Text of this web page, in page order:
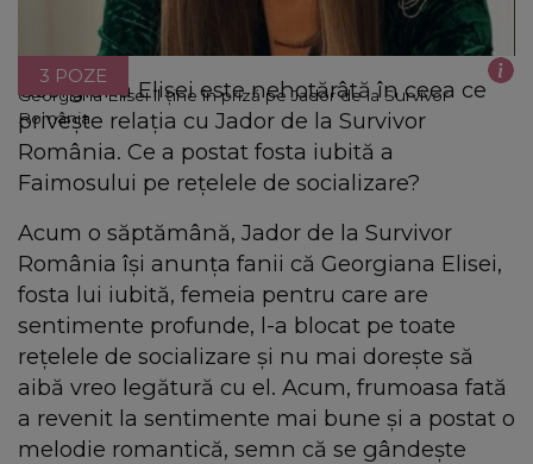
Georgiana Elisei îl ține în priză pe Jador de la Survivor
România
3 POZE
Georgiana Elisei este nehotărâtă în ceea ce
privește relația cu Jador de la Survivor
România. Ce a postat fosta iubită a
Faimosului pe rețelele de socializare?
Acum o săptămână, Jador de la Survivor
România își anunța fanii că Georgiana Elisei,
fosta lui iubită, femeia pentru care are
sentimente profunde, l-a blocat pe toate
rețelele de socializare și nu mai dorește să
aibă vreo legătură cu el. Acum, frumoasa fată
a revenit la sentimente mai bune și a postat o
melodie romantică, semn că se gândește